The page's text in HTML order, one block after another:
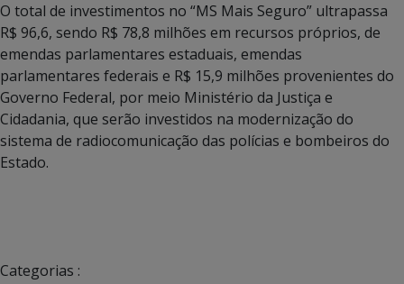
O total de investimentos no “MS Mais Seguro” ultrapassa
R$ 96,6, sendo R$ 78,8 milhões em recursos próprios, de
emendas parlamentares estaduais, emendas
parlamentares federais e R$ 15,9 milhões provenientes do
Governo Federal, por meio Ministério da Justiça e
Cidadania, que serão investidos na modernização do
sistema de radiocomunicação das polícias e bombeiros do
Estado.
Categorias :